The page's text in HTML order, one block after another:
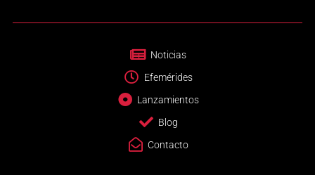
Noticias
Efemérides
Lanzamientos
Blog
Contacto